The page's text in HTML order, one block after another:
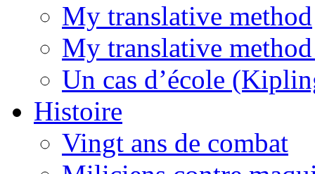
My translative method
My translative
Un cas d’école
Histoire
Vingt ans de combat